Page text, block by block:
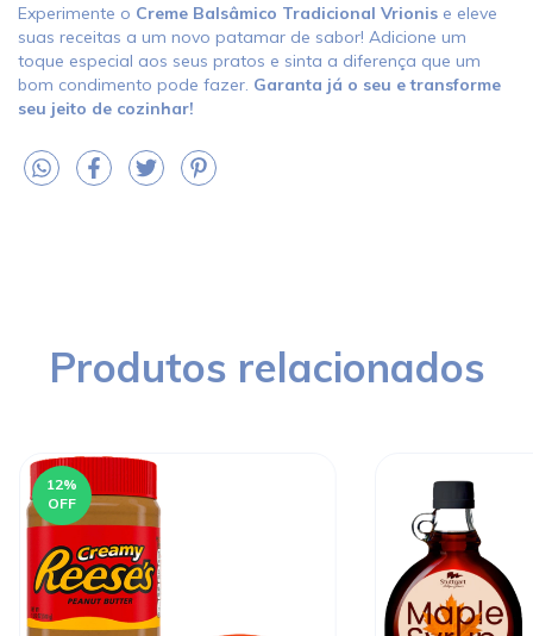
Experimente o Creme Balsâmico Tradicional Vrionis e eleve
suas receitas a um novo patamar de sabor! Adicione um
toque especial aos seus pratos e sinta a diferença que um
bom condimento pode fazer. Garanta já o seu e transforme
seu jeito de cozinhar!
Produtos relacionados
12%
OFF